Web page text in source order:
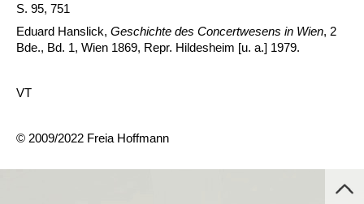
S. 95, 751
Eduard Hanslick, Geschichte des Concertwesens in Wien, 2
Bde., Bd. 1, Wien 1869, Repr. Hildesheim [u. a.] 1979.
VT
© 2009/2022 Freia Hoffmann